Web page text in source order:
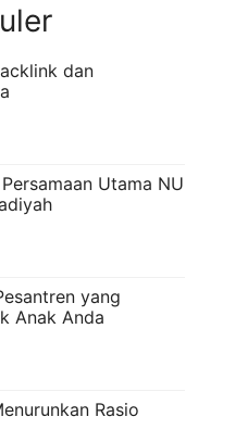
dan
Utama NU
yang
Anak Anda
Rasio